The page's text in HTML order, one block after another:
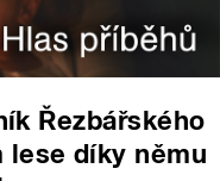
Řezbářského
lese díky němu